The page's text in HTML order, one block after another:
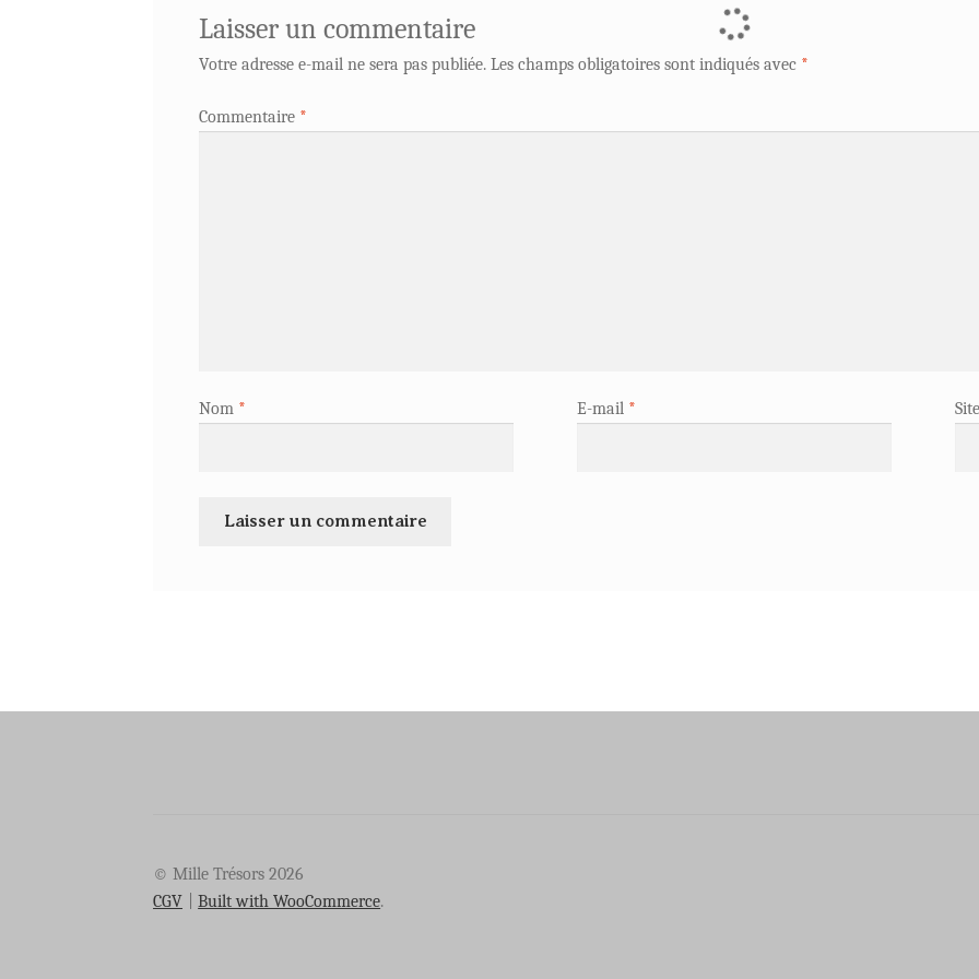
Laisser un commentaire
Votre adresse e-mail ne sera pas publiée. Les champs obligatoires sont indiqués avec *
Commentaire *
Nom * E-mail *
© Mille Trésors 2026
CGV
Built with WooCommerce.